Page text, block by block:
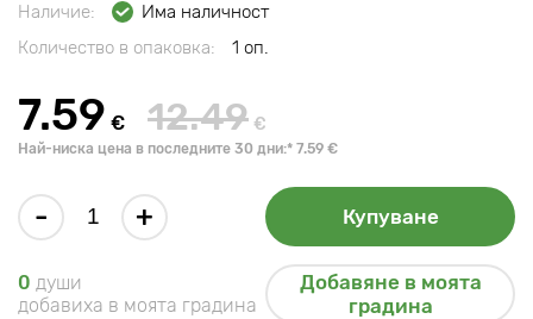
Наличие:
Има наличност
Количество в опаковка:
1 оп.
7.59 € 12.49 €
Най-ниска цена в последните 30 дни:* 7.59 €
- + Купуване
0 души
добавиха в моята градина
Добавяне в моята
градина